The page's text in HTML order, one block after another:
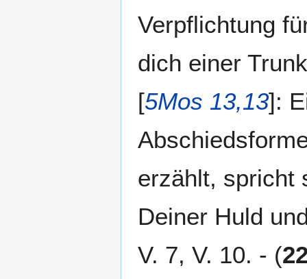
Verpflichtung
dich einer
[5Mos 13,13]:
erzählt, spricht
Deiner Huld
V. 7, V. 10. - (